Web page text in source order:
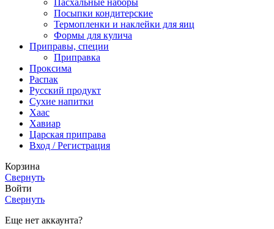
Посыпки кондитерские
Термопленки и наклейки для яиц
Формы для кулича
Приправы, специи
Приправка
Проксима
Распак
Русский продукт
Сухие напитки
Хаас
Хавиар
Царская приправа
Вход / Регистрация
Корзина
Свернуть
Войти
Свернуть
Еще нет аккаунта?